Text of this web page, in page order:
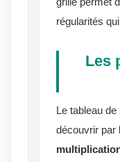
régularités
Les
Le tableau
découvrir par